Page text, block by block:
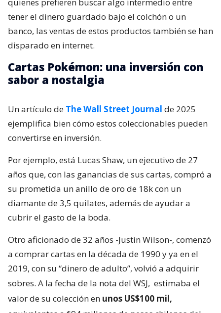
quienes prefieren buscar algo intermedio entre
tener el dinero guardado bajo el colchón o un
banco, las ventas de estos productos también se han
disparado en internet.
Cartas Pokémon: una inversión con
sabor a nostalgia
Un artículo de The Wall Street Journal de 2025
ejemplifica bien cómo estos coleccionables pueden
convertirse en inversión.
Por ejemplo, está Lucas Shaw, un ejecutivo de 27
años que, con las ganancias de sus cartas, compró a
su prometida un anillo de oro de 18k con un
diamante de 3,5 quilates, además de ayudar a
cubrir el gasto de la boda.
Otro aficionado de 32 años -Justin Wilson-, comenzó
a comprar cartas en la década de 1990 y ya en el
2019, con su “dinero de adulto”, volvió a adquirir
sobres. A la fecha de la nota del WSJ, estimaba el
valor de su colección en unos US$100 mil,